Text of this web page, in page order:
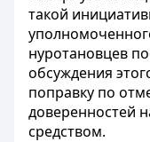
такой
нуротановцев
обсуждения
поправку по
доверенностей
средством.